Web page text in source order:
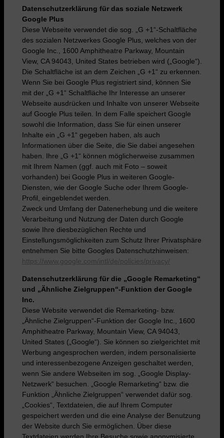
Datenschutzerklärung für das soziale Netzwerk
Google Plus
Diese Webseite verwendet die sog. „G +1“-Schaltfläche
des sozialen Netzwerkes Google Plus, welches von der
Google Inc., 1600 Amphitheatre Parkway, Mountain
View, CA 94043, United States betrieben wird („Google“).
Die Schaltfläche ist an dem Zeichen „G +1“ zu erkennen.
Wenn Sie bei Google Plus registriert sind, können Sie
mit der „G +1“ Schaltfläche Ihr Interesse an unserer
Webseite ausdrücken und Inhalte von unserer Webseite
auf Google Plus teilen. In dem Falle speichert Google
sowohl die Information, dass Sie für einen unserer
Inhalte ein „G +1“ gegeben haben, als auch
Informationen über die Seite, die Sie dabei angesehen
haben. Ihre „G +1“ können möglicherweise zusammen
mit Ihrem Namen (ggf. auch mit Foto – soweit
vorhanden) bei Google Plus in weiteren Google-
Diensten, wie der Google Suche oder Ihrem Google-
Profil, eingeblendet werden.
Zweck und Umfang der Datenerhebung und die weitere
Verarbeitung und Nutzung der Daten durch Google
sowie Ihre diesbezüglichen Rechte und
Einstellungsmöglichkeiten zum Schutz Ihrer Privatsphäre
entnehmen Sie bitte Googles Datenschutzhinweisen:
https://www.google.com/intl/de/policies/privacy/
Datenschutzerklärung für die „Google Remarketing“
und „Ähnliche Zielgruppen“-Funktion der Google
Inc.
Diese Website verwendet die Remarketing- bzw.
„Ähnliche Zielgruppen“-Funktion der Google Inc., 1600
Amphitheatre Parkway, Mountain View, CA 94043,
United States („Google“). Sie können so zielgerichtet mit
Werbung angesprochen werden, indem personalisierte
und interessenbezogene Anzeigen geschaltet werden,
wenn Sie andere Webseiten im sog. „Google Display-
Netzwerk“ besuchen. „Google Remarketing“ bzw. die
Funktion „Ähnliche Zielgruppen“ verwendet dafür sog.
„Cookies“, Textdateien, die auf Ihrem Computer
gespeichert werden und die eine Analyse der Benutzung
der Website durch Sie ermöglichen. Über diese